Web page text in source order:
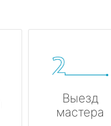
Выезд
мастера